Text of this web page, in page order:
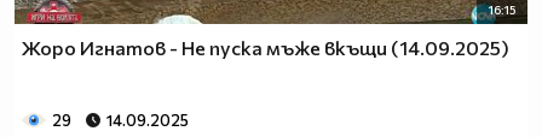
16:15
Жоро Игнатов - Не пуска мъже вкъщи (14.09.2025)
29 14.09.2025